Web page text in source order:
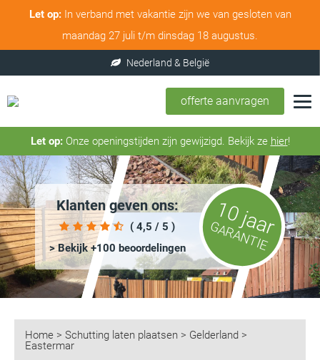
Let op:In verband met vakantie zijn we van gesloten van
maandag 27 juli t/m dinsdag 18 augustus.
offerte aanvragen
Let op:Onze openingstijden zijn gewijzigd. Bekijk ze hier!
Klanten geven ons:
( 4,5 / 5 )
> Bekijk +100 beoordelingen
10 jaar
GARANTIE
Home > Schutting laten plaatsen > Gelderland >
Eastermar